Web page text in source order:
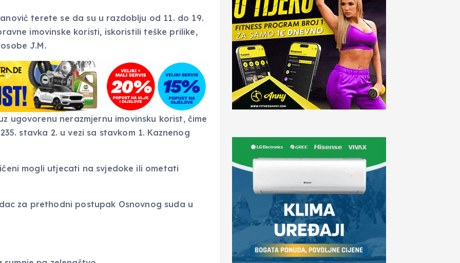
terete se da su u razdoblju od 11. do 19.
imovinske koristi, iskoristili teške prilike,
J.M.
ugovorenu nerazmjernu imovinsku korist, čime
stavka 2. u vezi sa stavkom 1. Kaznenog
mogli utjecati na svjedoke ili ometati
za prethodni postupak Osnovnog suda u